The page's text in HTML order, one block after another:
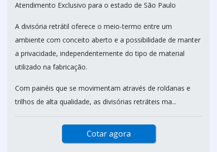
Atendimento Exclusivo para o estado de São Paulo
A divisória retrátil oferece o meio-termo entre um
ambiente com conceito aberto e a possibilidade de manter
a privacidade, independentemente do tipo de material
utilizado na fabricação.
Com painéis que se movimentam através de roldanas e
trilhos de alta qualidade, as divisórias retráteis ma...
Cotar agora